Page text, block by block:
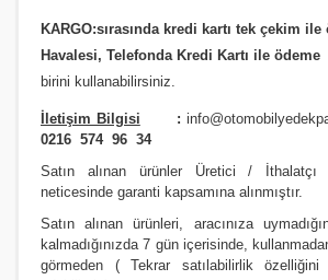
KARGO:sırasında kredi kartı tek çekim
Havalesi, Telefonda Kredi Kartı ile ödeme
birini kullanabilirsiniz.
İletişim Bilgisi :
0216 574 96 34
Satın alınan ürünler Üretici / İthalatçı
neticesinde garanti kapsamına alınmıştır.
Satın alınan ürünleri, aracınıza
kalmadığınızda 7 gün içerisinde,
görmeden ( Tekrar satılabilirlik